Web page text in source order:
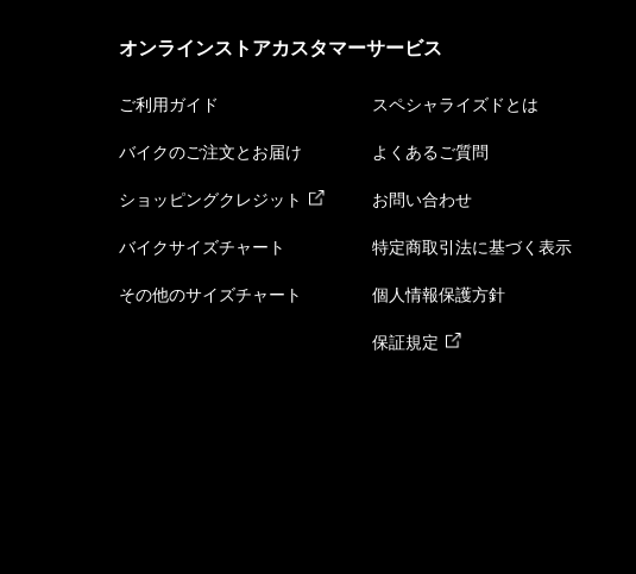
オンラインストアカスタマーサービス
ご利用ガイド
バイクのご注文とお届け
ショッピングクレジット
バイクサイズチャート
その他のサイズチャート
スペシャライズドとは
よくあるご質問
お問い合わせ
特定商取引法に基づく表示
個人情報保護方針
保証規定